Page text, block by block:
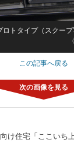
ロトタイプ（スクープ
この記事へ戻る
け住宅「ここいち上